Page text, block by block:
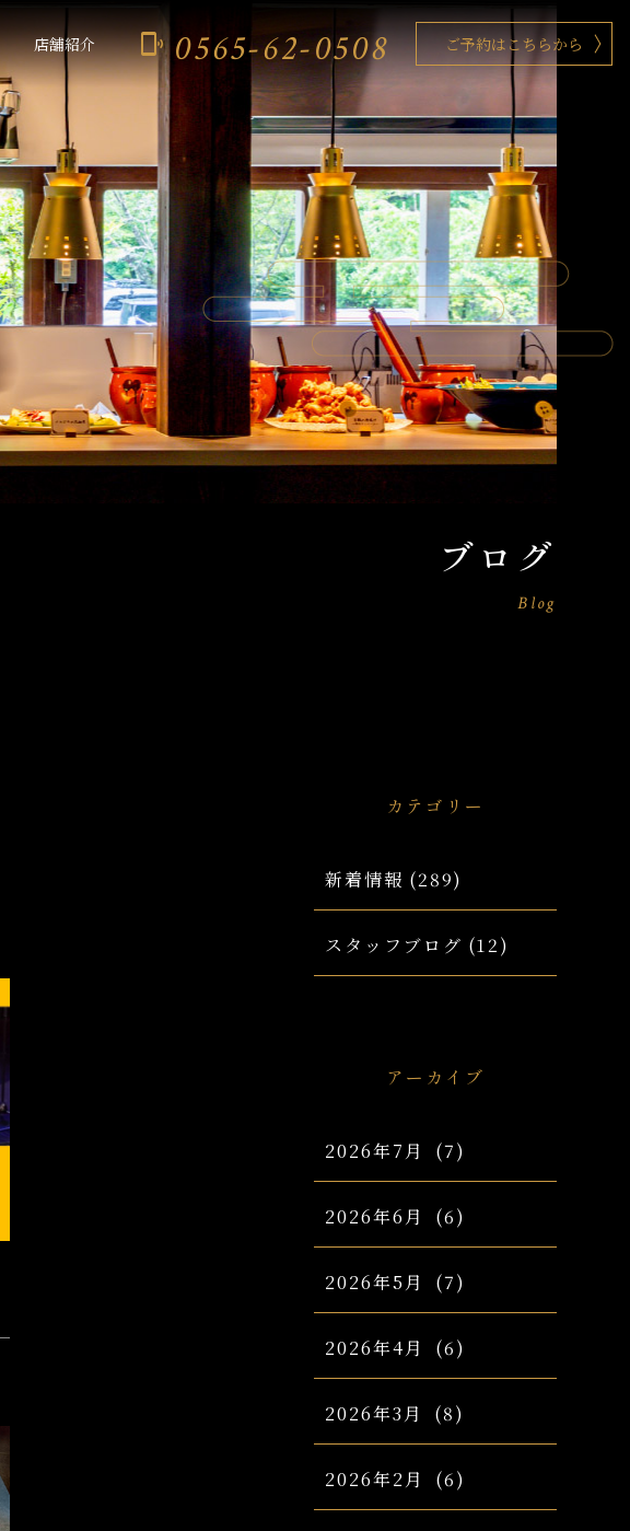
店舗紹介 phonelink_ring 0565-62-0508 ご予約はこちらから
ブログ
Blog
カテゴリー
新着情報 (289)
スタッフブログ (12)
アーカイブ
2026年7月 (7)
2026年6月 (6)
2026年5月 (7)
2026年4月 (6)
2026年3月 (8)
2026年2月 (6)